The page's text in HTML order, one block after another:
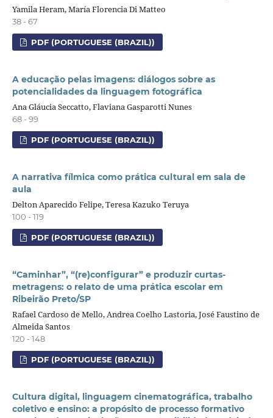
Yamila Heram, María Florencia Di Matteo
38 - 67
PDF (PORTUGUESE (BRAZIL))
A educação pelas imagens: diálogos sobre as
potencialidades da linguagem fotográfica
Ana Gláucia Seccatto, Flaviana Gasparotti Nunes
68 - 99
PDF (PORTUGUESE (BRAZIL))
A narrativa fílmica como prática cultural em sala de
aula
Delton Aparecido Felipe, Teresa Kazuko Teruya
100 - 119
PDF (PORTUGUESE (BRAZIL))
“Caminhar”, “(re)configurar” e produzir curtas-
metragens: o relato de uma prática escolar em
Ribeirão Preto/SP
Rafael Cardoso de Mello, Andrea Coelho Lastoria, José Faustino de
Almeida Santos
120 - 148
PDF (PORTUGUESE (BRAZIL))
Cultura digital, linguagem cinematográfica, trabalho
coletivo e ensino: a propósito de processo formativo